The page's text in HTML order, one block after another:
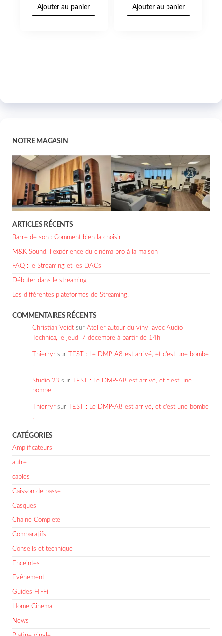
Ajouter au panier Ajouter au panier
NOTRE MAGASIN
ARTICLES RÉCENTS
Barre de son : Comment bien la choisir
M&K Sound, l’expérience du cinéma pro à la maison
FAQ : le Streaming et les DACs
Débuter dans le streaming
Les différentes plateformes de Streaming.
COMMENTAIRES RÉCENTS
Christian Veidt sur Atelier autour du vinyl avec Audio
Technica, le jeudi 7 décembre à partir de 14h
Thierryr sur
TEST : Le DMP-A8 est arrivé, et c’est une bombe
!
Studio 23 sur
TEST : Le DMP-A8 est arrivé, et c’est une
bombe !
Thierryr sur
TEST : Le DMP-A8 est arrivé, et c’est une bombe
!
CATÉGORIES
Amplificateurs
autre
cables
Caisson de basse
Casques
Chaine Complete
Comparatifs
Conseils et technique
Enceintes
Evènement
Guides Hi-Fi
Home Cinema
News